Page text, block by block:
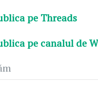
pe Threads
pe canalul de